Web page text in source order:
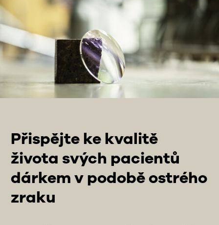
Přispějte ke kvalitě
života svých pacientů
dárkem v podobě ostrého
zraku